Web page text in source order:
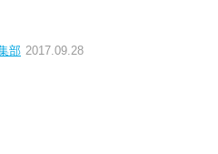
部 2017.09.28